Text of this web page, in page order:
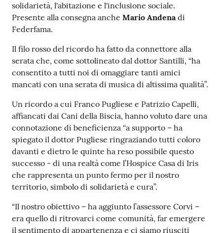
Seguici
su
solidarietà, l'abitazione e l'inclusione sociale.
Presente alla consegna anche Mario Andenadi
Federfama.
Il filo rosso del ricordo ha fatto da connettore alla
serata che, come sottolineato dal dottor Santilli, “ha
consentito a tutti noi di omaggiare tanti amici
mancati con una serata di musica di altissima qualità”.
Un ricordo a cui Franco Pugliese e Patrizio Capelli,
affiancati dai Cani della Biscia, hanno voluto dare una
connotazione di beneficienza “a supporto – ha
spiegato il dottor Pugliese ringraziando tutti coloro
davanti e dietro le quinte ha reso possibile questo
successo - di una realtà come l’Hospice Casa di Iris
che rappresenta un punto fermo per il nostro
territorio, simbolo di solidarietà e cura”.
“Il nostro obiettivo – ha aggiunto l’assessore Corvi –
era quello di ritrovarci come comunità, far emergere
il sentimento di appartenenza e ci siamo riusciti